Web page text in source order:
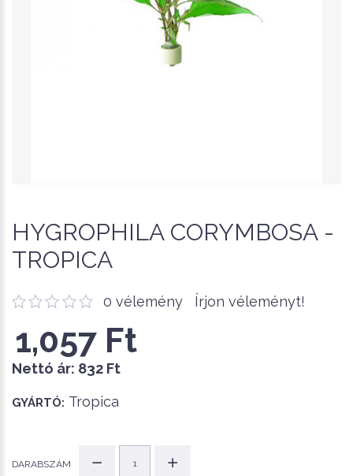
HYGROPHILA CORYMBOSA -
TROPICA
0 vélemény Írjon véleményt!
1,057 Ft
Nettó ár: 832 Ft
GYÁRTÓ: Tropica
DARABSZÁM